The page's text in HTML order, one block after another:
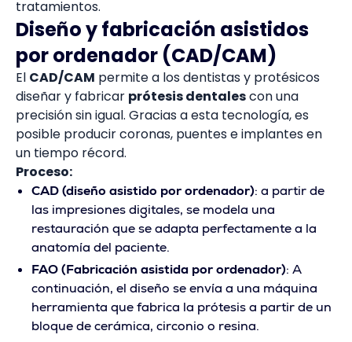
tratamientos.
Diseño y fabricación asistidos
por ordenador (CAD/CAM)
El CAD/CAM permite a los dentistas y protésicos
diseñar y fabricar prótesis dentalescon una
precisión sin igual. Gracias a esta tecnología, es
posible producir coronas, puentes e implantes en
un tiempo récord.
Proceso:
CAD (diseño asistido por ordenador): a partir de
las impresiones digitales, se modela una
restauración que se adapta perfectamente a la
anatomía del paciente.
FAO (Fabricación asistida por ordenador): A
continuación, el diseño se envía a una máquina
herramienta que fabrica la prótesis a partir de un
bloque de cerámica, circonio o resina.